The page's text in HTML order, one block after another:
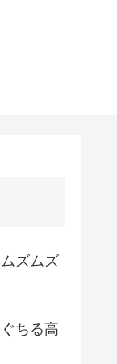
ズムズ
ちる高